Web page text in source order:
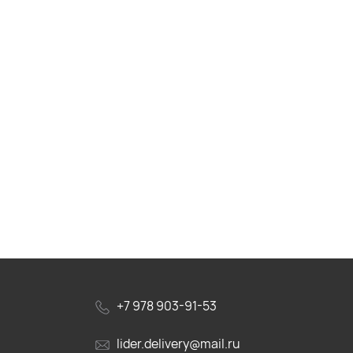
+7 978 903-91-53
lider.delivery@mail.ru